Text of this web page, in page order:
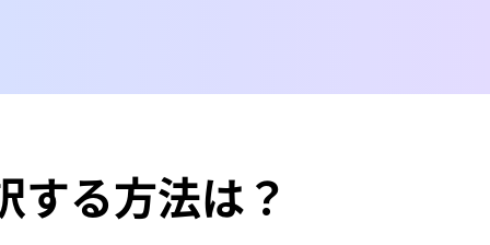
する方法は？